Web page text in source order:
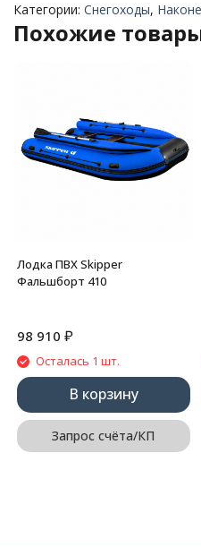
Категории: Снегоходы,
Похожие
Лодка ПВХ Skipper
Фальшборт 410
98 910 ₽
Осталась 1 шт.
В корзину
Запрос счёта/КП